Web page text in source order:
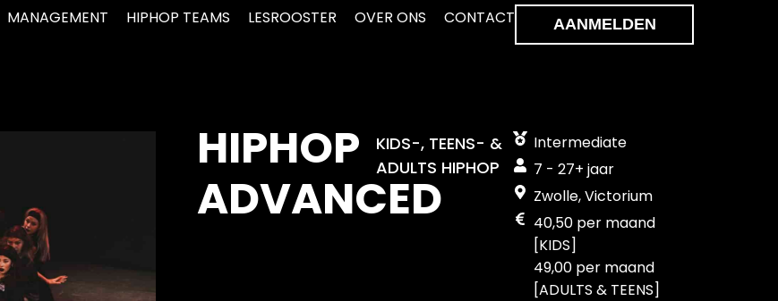
MANAGEMENT HIPHOP TEAMS LESROOSTER OVER ONS CONTACT AANMELDEN
HIPHOP
ADVANCED
KIDS-, TEENS- &
ADULTS HIPHOP
Intermediate
7 - 27+ jaar
Zwolle, Victorium
40,50 per maand
[KIDS]
49,00 per maand
[ADULTS & TEENS]